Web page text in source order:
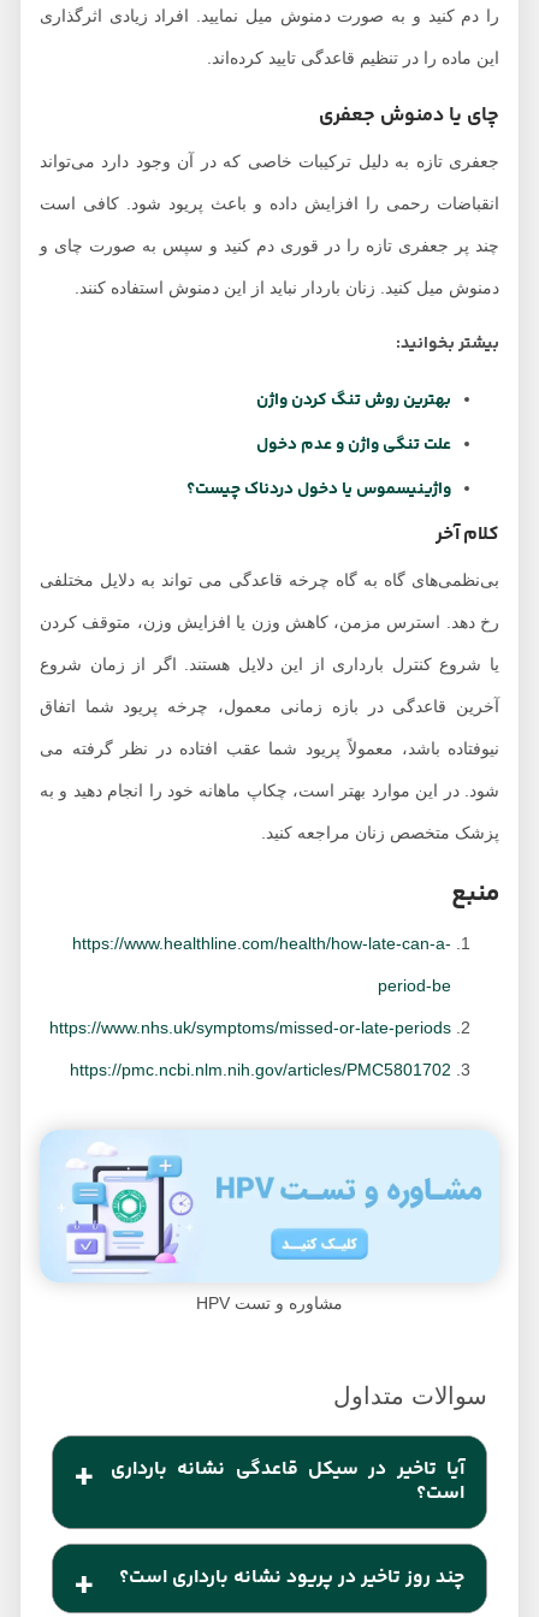
را دم کنید و به صورت دمنوش میل نمایید. افراد زیادی اثرگذاری
این ماده را در تنظیم قاعدگی تایید کرده‌اند.
چای یا دمنوش جعفری
جعفری تازه به دلیل ترکیبات خاصی که در آن وجود دارد می‌تواند
انقباضات رحمی را افزایش داده و باعث پریود شود. کافی است
چند پر جعفری تازه را در قوری دم کنید و سپس به صورت چای و
دمنوش میل کنید. زنان باردار نباید از این دمنوش استفاده کنند.
بیشتر بخوانید:
بهترین روش تنگ کردن واژن
علت تنگی واژن و عدم دخول
واژینیسموس یا دخول دردناک چیست؟
کلام آخر
بی‌نظمی‌های گاه به گاه چرخه قاعدگی می تواند به دلایل مختلفی
رخ دهد. استرس مزمن، کاهش وزن یا افزایش وزن، متوقف کردن
یا شروع کنترل بارداری از این دلایل هستند. اگر از زمان شروع
آخرین قاعدگی در بازه زمانی معمول، چرخه پریود شما اتفاق
نیوفتاده باشد، معمولاً پریود شما عقب افتاده در نظر گرفته می
شود. در این موارد بهتر است، چکاپ ماهانه خود را انجام دهید و به
پزشک متخصص زنان مراجعه کنید.
منبع
https://www.healthline.com/health/how-late-can-a-
period-be
https://www.nhs.uk/symptoms/missed-or-late-periods
https://pmc.ncbi.nlm.nih.gov/articles/PMC5801702
مشاوره و تست HPV
آیا تاخیر در سیکل قاعدگی نشانه بارداری
است؟
خیر، تاخیر در پریود همیشه نشانه‌ی بارداری نیست و یکی
از شایع‌ترین علت‌ها می‌تواند، عدم تعادل هورمونی باشد.
چند روز تاخیر در پریود نشانه بارداری است؟